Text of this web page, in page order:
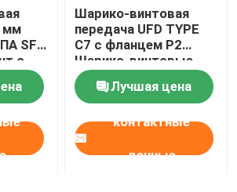
мм
SF
с
Шарико-винтовая
передача UFD TYPE
C7 с фланцем P2
Шарико-винтовые
пары с катаной
резьбойЛучшая цена
контактные
данные